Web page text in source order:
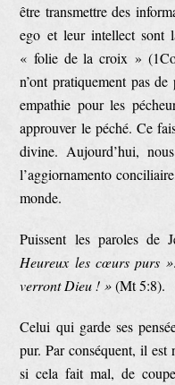
être transmettre des
ego et leur intellect sont
« folie de la croix »
n’ont pratiquement pas
empathie pour les
approuver le péché. Ce
divine. Aujourd’hui,
l’aggiornamento
monde.
Puissent les paroles de
Heureux les cœurs purs »
verront Dieu ! »(Mt 5:8).
Celui qui garde ses
pur. Par conséquent, il est
si cela fait mal, de